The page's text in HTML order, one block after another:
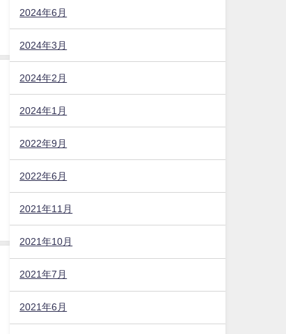
2024年6月
2024年3月
2024年2月
2024年1月
2022年9月
2022年6月
2021年11月
2021年10月
2021年7月
2021年6月